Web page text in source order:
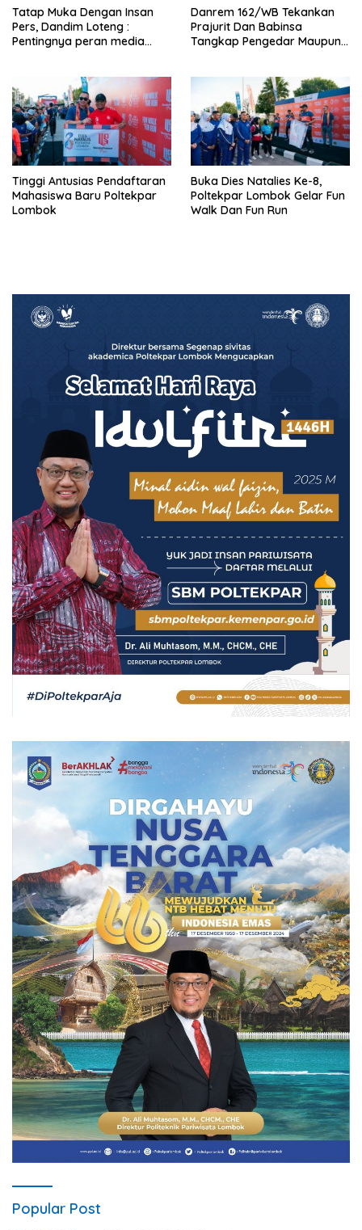
Tatap Muka Dengan Insan
Pers, Dandim Loteng :
Pentingnya peran media
obyektif
Danrem 162/WB Tekankan
Prajurit Dan Babinsa
Tangkap Pengedar Maupun
Tinggi Antusias Pendaftaran
Mahasiswa Baru Poltekpar
Lombok
Buka Dies Natalies Ke-8,
Poltekpar Lombok Gelar Fun
Walk Dan Fun Run
Popular Post